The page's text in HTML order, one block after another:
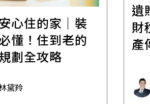
心住的家｜裝
懂！住到老的
劃全攻略
黛羚
遺
財
產